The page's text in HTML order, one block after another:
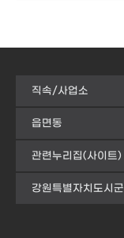
직속/사업소
읍면동
관련누리집(사이트)
강원특별자치도시군